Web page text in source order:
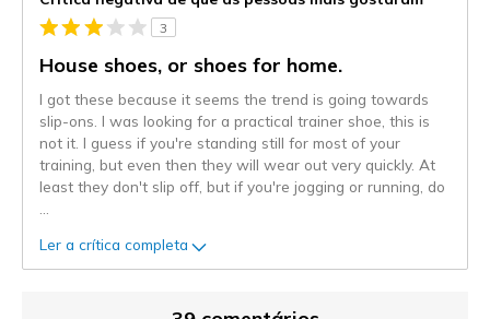
3
House shoes, or shoes for home.
I got these because it seems the trend is going towards
slip-ons. I was looking for a practical trainer shoe, this is
not it. I guess if you're standing still for most of your
training, but even then they will wear out very quickly. At
least they don't slip off, but if you're jogging or running, do
Ler a crítica completa